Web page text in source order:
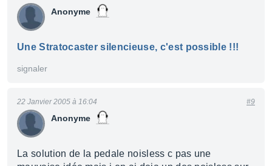
Anonyme
Une Stratocaster silencieuse, c'est possible !!!
signaler
Anonyme
22 Janvier 2005 à 16:04 #9
La solution de la pedale noisless c pas une